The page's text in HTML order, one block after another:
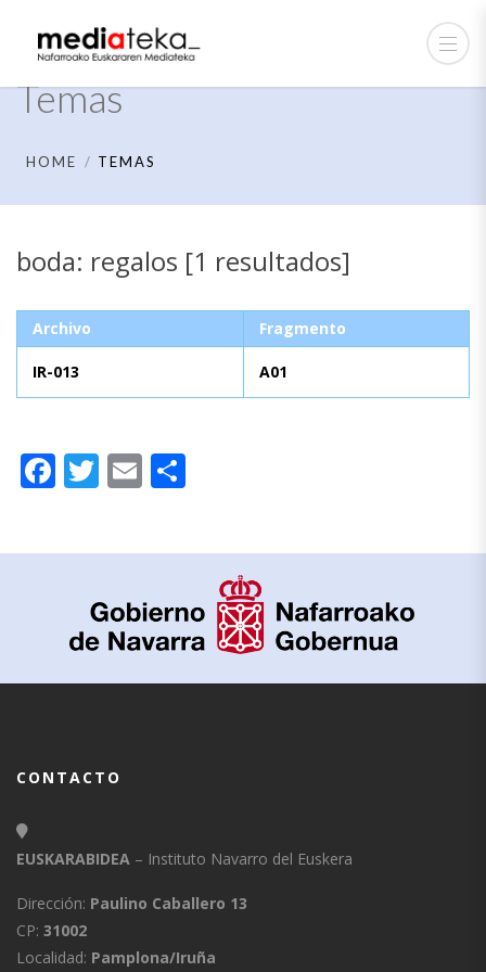
Temas
HOME TEMAS
boda: regalos [1 resultados]
Archivo Fragmento
IR-013 A01
Facebook
Twitter
Email
CONTACTO
EUSKARABIDEA – Instituto Navarro del Euskera
Dirección: Paulino Caballero 13
CP: 31002
Localidad: Pamplona/Iruña